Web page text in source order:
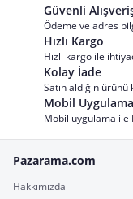
Güvenli
Ödeme ve adres
Hızlı Kargo
Hızlı kargo ile
Kolay İade
Satın aldığın
Mobil Uygulama
Mobil uygulama ile
Pazarama.com
Hakkımızda